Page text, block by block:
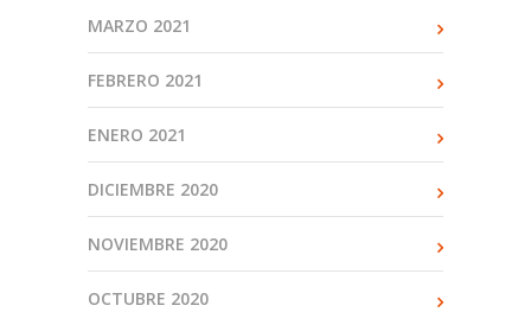
MARZO 2021
FEBRERO 2021
ENERO 2021
DICIEMBRE 2020
NOVIEMBRE 2020
OCTUBRE 2020